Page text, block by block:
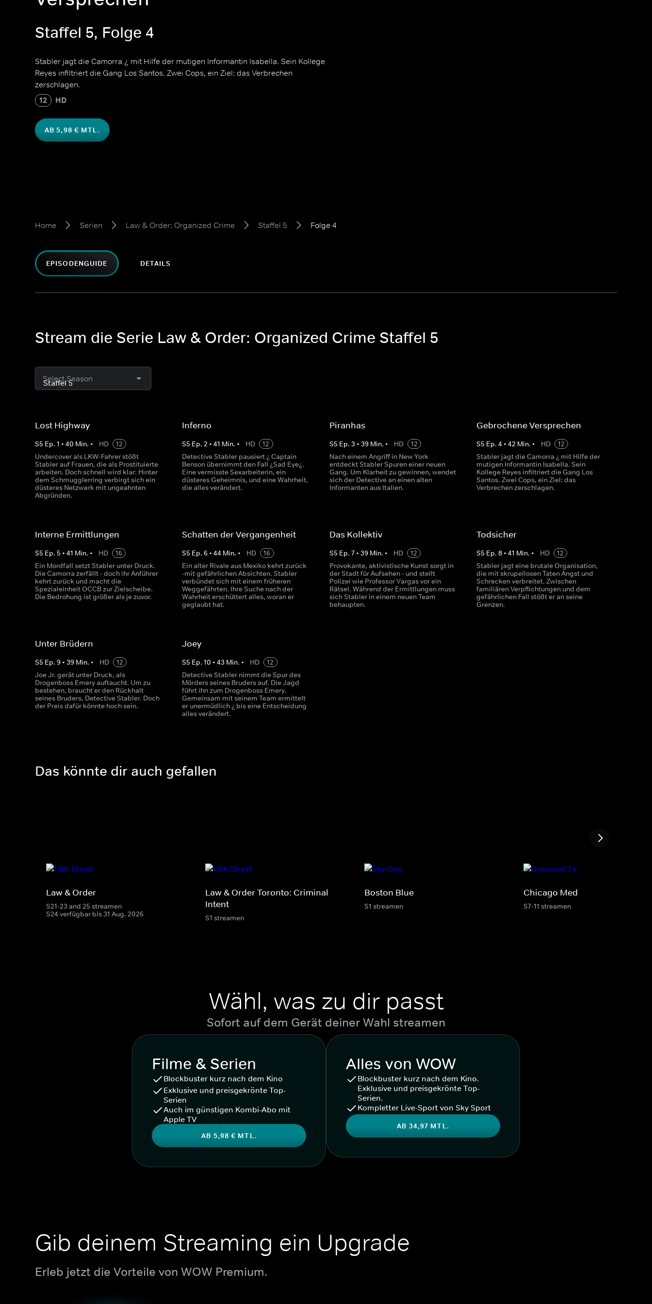
Staffel 5, Folge 4
Stabler jagt die Camorra ¿ mit Hilfe der mutigen Informantin Isabella. Sein Kollege
Reyes infiltriert die Gang Los Santos. Zwei Cops, ein Ziel: das Verbrechen
zerschlagen.
12 HD
AB 5,98 € MTL.
Home Serien Law & Order: Organized Crime Staffel 5 Folge 4
EPISODENGUIDE DETAILS
Stream die Serie Law & Order: Organized Crime Staffel 5
Select Season
Lost Highway
S5 Ep. 1 • 40 Min. • HD
12
Undercover als LKW-Fahrer stößt
Stabler auf Frauen, die als Prostituierte
arbeiten. Doch schnell wird klar: Hinter
dem Schmugglerring verbirgt sich ein
düsteres Netzwerk mit ungeahnten
Abgründen.
Inferno
S5 Ep.2 •41 Min. • HD
12
Detective Stabler pausiert ¿ Captain
Benson übernimmt den Fall ¿Sad Eye¿.
Eine vermisste Sexarbeiterin, ein
düsteres Geheimnis, und eine Wahrheit,
die alles verändert.
Piranhas
S5 Ep. 3 • 39Min. • HD
12
Nach einem Angriff in New York
entdeckt Stabler Spuren einer neuen
Gang. Um Klarheit zu gewinnen, wendet
sich der Detective an einen alten
Informanten aus Italien.
Gebrochene Versprechen
S5 Ep. 4 • 42 Min. • HD
12
Stabler jagt die Camorra ¿ mit Hilfe der
mutigen Informantin Isabella. Sein
Kollege Reyes infiltriert die Gang Los
Santos. Zwei Cops, ein Ziel: das
Verbrechen zerschlagen.
Interne Ermittlungen
S5 Ep. 5 • 41 Min. • HD
16
Ein Mordfall setzt Stabler unter Druck.
Die Camorra zerfällt - doch ihr Anführer
kehrt zurück und macht die
Spezialeinheit OCCB zur Zielscheibe.
Die Bedrohung ist größer als je zuvor.
Schatten der Vergangenheit
S5 Ep.6 •44 Min. • HD
16
Ein alter Rivale aus Mexiko kehrt zurück
-mit gefährlichen Absichten. Stabler
verbündet sich mit einem früheren
Weggefährten. Ihre Suche nach der
Wahrheit erschüttert alles, woran er
geglaubt hat.
Das Kollektiv
S5 Ep. 7• 39Min. • HD
12
Provokante, aktivistische Kunst sorgt in
der Stadt für Aufsehen - und stellt
Polizei wie Professor Vargas vor ein
Rätsel. Während der Ermittlungen muss
sich Stabler in einem neuen Team
behaupten.
Todsicher
S5 Ep. 8• 41 Min. • HD
12
Stabler jagt eine brutale Organisation,
die mit skrupellosen Taten Angst und
Schrecken verbreitet. Zwischen
familiären Verpflichtungen und dem
gefährlichen Fall stößt er an seine
Grenzen.
Unter Brüdern
S5 Ep. 9 • 39 Min. • HD
12
Joe Jr. gerät unter Druck, als
Drogenboss Emery auftaucht. Um zu
bestehen, braucht er den Rückhalt
seines Bruders, Detective Stabler. Doch
der Preis dafür könnte hoch sein.
Joey
S5 Ep.10 •43 Min. • HD
12
Detective Stabler nimmt die Spur des
Mörders seines Bruders auf. Die Jagd
führt ihn zum Drogenboss Emery.
Gemeinsam mit seinem Team ermittelt
er unermüdlich ¿ bis eine Entscheidung
alles verändert.
Das könnte dir auch gefallen
Law & Order
S21-23 and 25 streamen
S24 verfügbar bis 31 Aug. 2026
Law & Order Toronto: Criminal
Intent
S1 streamen
Boston Blue
S1 streamen
Chicago Med
S7-11 streamen
Wähl, was zu dir passt
Sofort auf dem Gerät deiner Wahl streamen
Filme & Serien
Blockbuster kurz nach dem Kino
Exklusive und preisgekrönte Top-
Serien
Auch im günstigen Kombi-Abo mit
Apple TV
AB 5,98 € MTL.
Alles von WOW
Blockbuster kurz nach dem Kino.
Exklusive und preisgekrönte Top-
Serien.
Kompletter Live-Sport von Sky Sport
AB 34,97 MTL.
Gib deinem Streaming ein Upgrade
Erleb jetzt die Vorteile von WOW Premium.